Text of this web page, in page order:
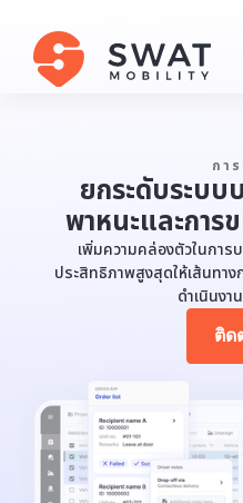
กา
ยกระดับระบบ
พาหนะและกา
เพิ่มความคล่องตัวในการ
ประสิทธิภาพสูงสุดให้เส้นทา
ดำเนินงา
ติด